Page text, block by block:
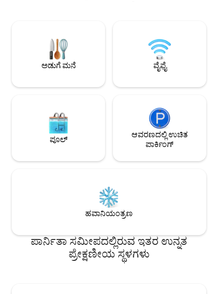
ಪ್ರದೇಶವು ಬೆರಗುಗೊಳಿಸುವ ಕಡಲತೀರಗಳನ್ನು
ಹೊಂದಿದೆ. ಹತ್ತಿರದ ಕಡಲತೀರವು 2 ನಿಮಿಷಗಳ
ದೂರದಲ್ಲಿದೆ, ಈ ಪ್ರದೇಶದ ಅತ್ಯಂತ ಜನಪ್ರಿಯ ಮತ್ತು
ಉತ್ತಮವಾಗಿ ನೇಮಿಸಲ್ಪಟ್ಟಿದೆ ಎಂದು
ಅಪರೂಪದ ನಗರ
ಮಾಡುವ ಒಂದು ರೀತಿಯ
ಅಡುಗೆ ಮನೆ ವೈಫೈ
ಪೂಲ್
ಆವರಣದಲ್ಲಿ ಉಚಿತ
ಪಾರ್ಕಿಂಗ್
ಹವಾನಿಯಂತ್ರಣ
ಪಾರ್ನಿತಾ ಸಮೀಪದಲ್ಲಿರುವ ಇತರ ಉನ್ನತ
ಪ್ರೇಕ್ಷಣೀಯ ಸ್ಥಳಗಳು